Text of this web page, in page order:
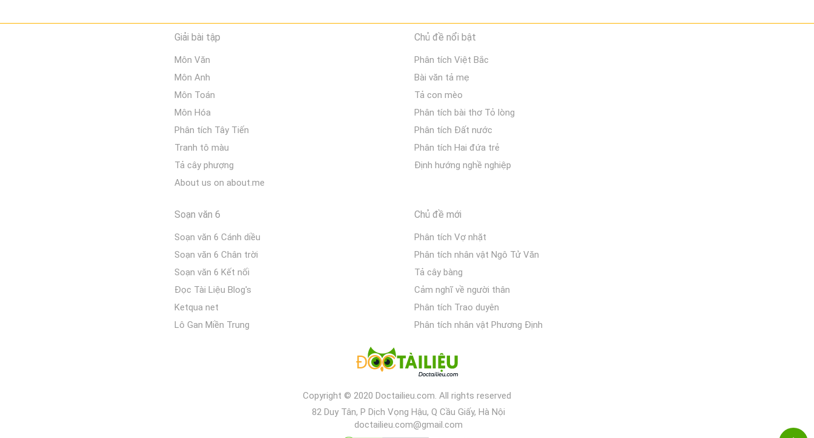
Giải bài tập
Môn Văn
Môn Anh
Môn Toán
Môn Hóa
Phân tích Tây Tiến
Tranh tô màu
Tả cây phượng
About us on about.me
Chủ đề nổi bật
Phân tích Việt Bắc
Bài văn tả mẹ
Tả con mèo
Phân tích bài thơ Tỏ lòng
Phân tích Đất nước
Phân tích Hai đứa trẻ
Định hướng nghề nghiệp
Soạn văn 6
Soạn văn 6 Cánh diều
Soạn văn 6 Chân trời
Soạn văn 6 Kết nối
Đọc Tài Liệu Blog's
Ketqua net
Lô Gan Miền Trung
Chủ đề mới
Phân tích Vợ nhặt
Phân tích nhân vật Ngô Tử Văn
Tả cây bàng
Cảm nghĩ về người thân
Phân tích Trao duyên
Phân tích nhân vật Phương Định
Copyright © 2020 Doctailieu.com. All rights reserved
82 Duy Tân, P Dịch Vọng Hậu, Q Cầu Giấy, Hà Nội
doctailieu.com@gmail.com